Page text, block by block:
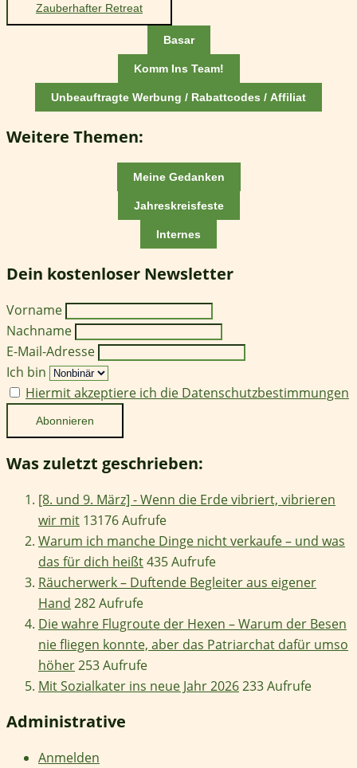
Zauberhafter Retreat
Basar
Komm Ins Team!
Unbeauftragte Werbung / Rabattcodes / Affiliat
Weitere Themen:
Meine Gedanken
Jahreskreisfeste
Internes
Dein kostenloser Newsletter
Vorname
Nachname
E-Mail-Adresse
Ich bin
Hiermit akzeptiere ich die Datenschutzbestimmungen
Was zuletzt geschrieben:
[8. und 9. März] - Wenn die Erde vibriert, vibrieren
wir mit 13176 Aufrufe
Warum ich manche Dinge nicht verkaufe – und was
das für dich heißt435 Aufrufe
Räucherwerk – Duftende Begleiter aus eigener
Hand 282 Aufrufe
Die wahre Flugroute der Hexen – Warum der Besen
nie fliegen konnte, aber das Patriarchat dafür umso
höher253 Aufrufe
Mit Sozialkater ins neue Jahr 2026233 Aufrufe
Administrative
Anmelden